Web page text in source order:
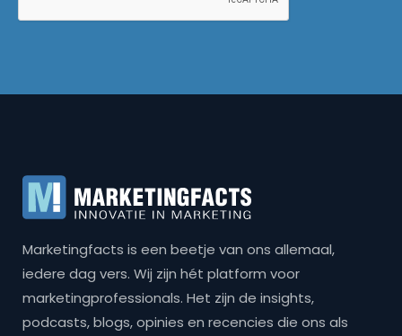
Marketingfacts is een beetje van ons allemaal,
iedere dag vers. Wij zijn hét platform voor
marketingprofessionals. Het zijn de insights,
podcasts, blogs, opinies en recencies die ons als